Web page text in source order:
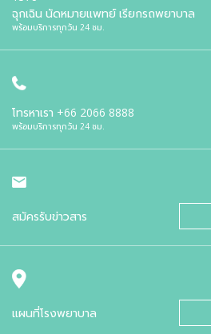
ฉุกเฉิน นัดหมายแพทย์ เรียกรถพยาบาล
พร้อมบริการทุกวัน 24 ชม.
โทรหาเรา +66 2066 8888
พร้อมบริการทุกวัน 24 ชม.
สมัครรับข่าวสาร
แผนที่โรงพยาบาล